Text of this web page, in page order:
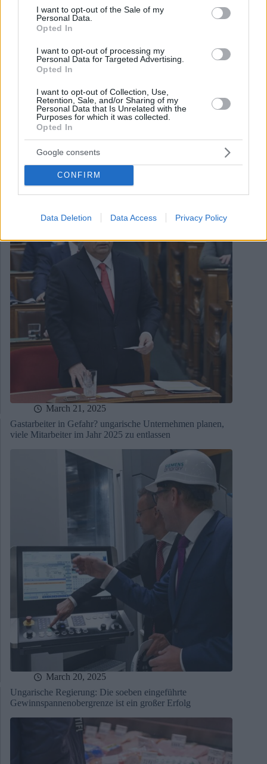
consent section.
I want to opt-out of the Sale of my
Personal Data.
Opted In
I want to opt-out of processing my
Personal Data for Targeted Advertising.
Opted In
I want to opt-out of Collection, Use,
Retention, Sale, and/or Sharing of my
Personal Data that Is Unrelated with the
Purposes for which it was collected.
Opted In
Google consents
CONFIRM
Data Deletion Data Access Privacy Policy
March 28, 2025
Kampf um Kinder gegen Pride-Demonstranten dauert an,
Tisza unterstützt Brüssel
March 21, 2025
Gastarbeiter in Gefahr? ungarische Unternehmen planen,
viele Mitarbeiter im Jahr 2025 zu entlassen
March 20, 2025
Ungarische Regierung: Die soeben eingeführte
Gewinnspannenobergrenze ist ein großer Erfolg